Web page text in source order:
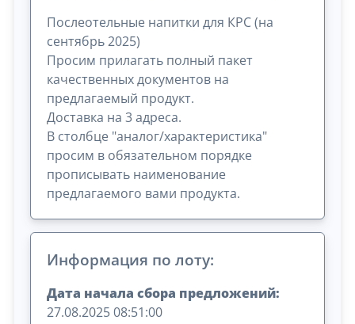
Послеотельные напитки для КРС (на
сентябрь 2025)
Просим прилагать полный пакет
качественных документов на
предлагаемый продукт.
Доставка на 3 адреса.
В столбце "аналог/характеристика"
просим в обязательном порядке
прописывать наименование
предлагаемого вами продукта.
Информация по лоту:
Дата начала сбора предложений:
27.08.2025 08:51:00